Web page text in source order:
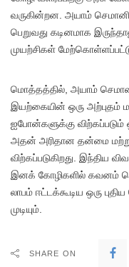
வருகின்றன. அயாம்
பெறுவது கடினமாக
முயற்சிகள்
மொத்தத்தில், அயாம்
இயற்கையின் ஒரு அற்புதம்
ஐபோன்களுக்கு
அதன் அரிதான தன்மை
விற்கப்படுகிறது. இந்திய
இனக் கோழிகளில் கவனம்
லாபம் ஈட்டக்கூடிய ஒரு
முடியும்.
SHARE ON